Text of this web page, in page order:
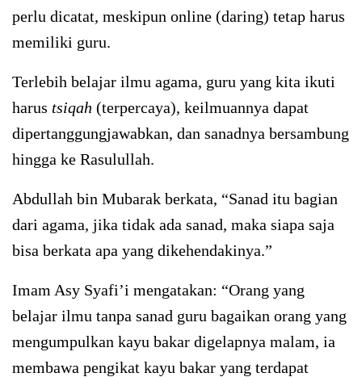
perlu dicatat, meskipun online (daring) tetap harus
memiliki guru.
Terlebih belajar ilmu agama, guru yang kita ikuti
harus tsiqah (terpercaya), keilmuannya dapat
dipertanggungjawabkan, dan sanadnya bersambung
hingga ke Rasulullah.
Abdullah bin Mubarak berkata, “Sanad itu bagian
dari agama, jika tidak ada sanad, maka siapa saja
bisa berkata apa yang dikehendakinya.”
Imam Asy Syafi’i mengatakan: “Orang yang
belajar ilmu tanpa sanad guru bagaikan orang yang
mengumpulkan kayu bakar digelapnya malam, ia
membawa pengikat kayu bakar yang terdapat